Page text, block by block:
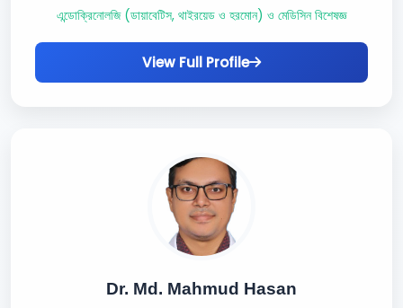
এন্ডোক্রিনোলজি (ডায়াবেটিস, থাইরয়েড ও হরমোন) ও মেডিসিন বিশেষজ্ঞ
View Full Profile
Dr. Md. Mahmud Hasan